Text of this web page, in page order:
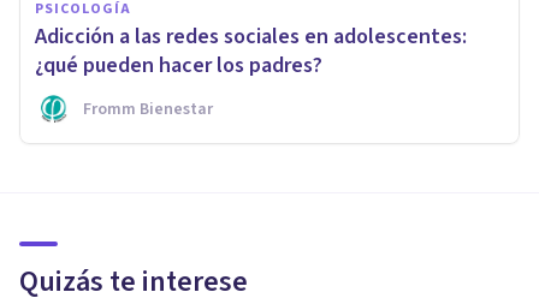
PSICOLOGÍA
Adicción a las redes sociales en adolescentes:
¿qué pueden hacer los padres?
Fromm Bienestar
Quizás te interese